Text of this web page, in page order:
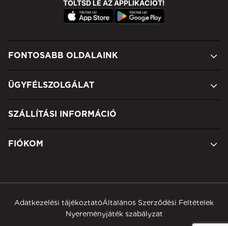
TÖLTSD LE AZ APPLIKÁCIÓT!
FONTOSABB OLDALAINK
ÜGYFÉLSZOLGÁLAT
SZÁLLÍTÁSI INFORMÁCIÓ
FIÓKOM
Adatkezelési tájékoztatóÁltalános Szerződési Feltételek
Nyereményjáték szabályzat